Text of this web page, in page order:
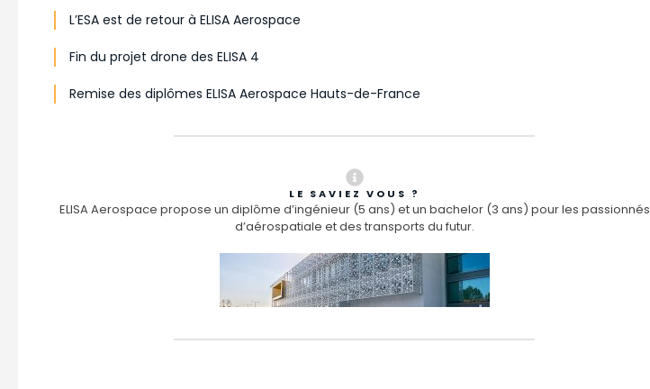
L’ESA est de retour à ELISA Aerospace
Fin du projet drone des ELISA 4
Remise des diplômes ELISA Aerospace Hauts-de-France
LE SAVIEZ VOUS ?
ELISA Aerospace propose un diplôme d’ingénieur (5 ans) et un bachelor (3 ans) pour les passionnés
d’aérospatiale et des transports du futur.